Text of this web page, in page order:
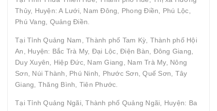
Thủy, Huyện: A Lưới, Nam Đông, Phong Điền, Phú Lộc,
Phú Vang, Quảng Điền.
Tại Tỉnh Quảng Nam, Thành phố Tam Kỳ, Thành phố Hội
An, Huyện: Bắc Trà My, Đại Lộc, Điện Bàn, Đông Giang,
Duy Xuyên, Hiệp Đức, Nam Giang, Nam Trà My, Nông
Sơn, Núi Thành, Phú Ninh, Phước Sơn, Quế Sơn, Tây
Giang, Thăng Bình, Tiên Phước.
Tại Tỉnh Quảng Ngãi, Thành phố Quảng Ngãi, Huyện: Ba